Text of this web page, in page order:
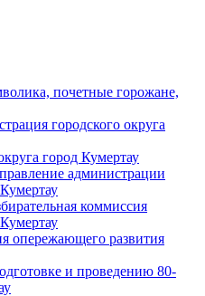
почетные горожане,
городского округа
город Кумертау
администрации
коммиссия
опережающего развития
и проведению 80-